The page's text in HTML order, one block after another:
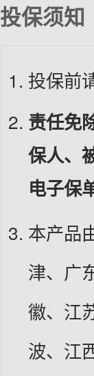
投保须知
投保前
责任免
保人、
电子保
本产品
津、广
徽、江
波、江